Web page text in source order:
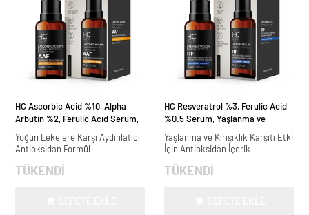
HC Ascorbic Acid %10, Alpha
Arbutin %2, Ferulic Acid Serum,
ml.
Yoğun Lekelere Karşı Aydınlatıcı
Antioksidan Formül
TÜKENDİ
HC Resveratrol %3, Ferulic Acid
%0.5 Serum, Yaşlanma ve
Yaşlanma ve Kırışıklık Karşıtı Etki
İçin Antioksidan İçerik
TÜKENDİ